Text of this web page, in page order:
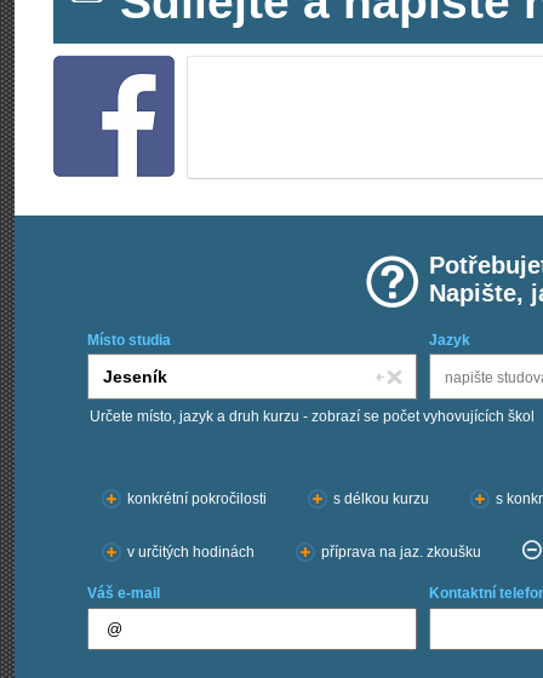
Napište,
Místo studia Jazyk
Určete místo, jazyk a druh kurzu - zobrazí se počet vyhovujících škol
konkrétní pokročilosti
s délkou kurzu s
v určitých hodinách příprava na jaz. zkoušku
Váš e-mail Kontaktní